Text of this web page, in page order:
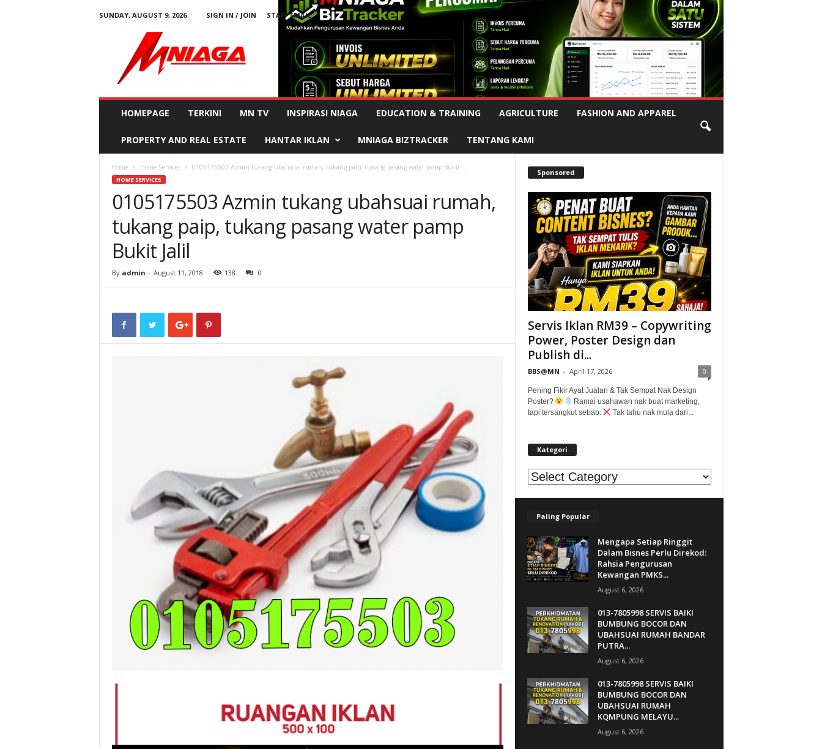
SUNDAY, AUGUST 9, 2026 SIGN IN / JOIN STAFF EMAIL
Advertisement
HOMEPAGE TERKINI MN TV INSPIRASI NIAGA EDUCATION & TRAINING AGRICULTURE FASHION AND APPAREL
PROPERTY AND REAL ESTATE HANTAR IKLAN MNIAGA BIZTRACKER TENTANG KAMI
Home Home Services 0105175503 Azmin tukang ubahsuai rumah, tukang paip, tukang pasang water pamp Bukit...
HOME SERVICES
0105175503 Azmin tukang ubahsuai rumah,
tukang paip, tukang pasang water pamp
Bukit Jalil
By admin - August 11, 2018 138 0
Sponsored
Servis Iklan RM39 – Copywriting
Power, Poster Design dan
Publish di...
BBS@MN - April 17, 2026 0
Pening Fikir Ayat Jualan & Tak Sempat Nak Design
Poster?
Ramai usahawan nak buat marketing,
tapi tersangkut sebab:
Tak tahu nak mula dari...
Kategori
Kategori
Paling Popular
Mengapa Setiap Ringgit
Dalam Bisnes Perlu Direkod:
Rahsia Pengurusan
Kewangan PMKS...
August 6, 2026
013-7805998 SERVIS BAIKI
BUMBUNG BOCOR DAN
UBAHSUAI RUMAH BANDAR
PUTRA...
August 6, 2026
013-7805998 SERVIS BAIKI
BUMBUNG BOCOR DAN
UBAHSUAI RUMAH
KQMPUNG MELAYU...
August 6, 2026